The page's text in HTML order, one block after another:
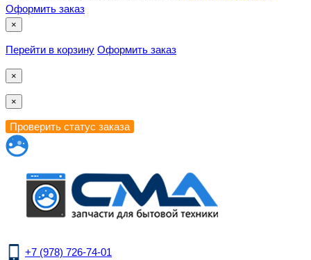
Оформить заказ
×
Перейти в корзину Оформить заказ
×
×
+7 (978) 726-74-01